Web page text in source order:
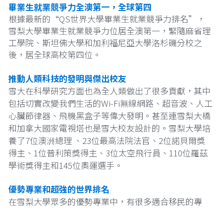
畢業生就業競爭力全澳第一，全球第四
根據最新的“QS世界大學畢業生就業競爭力排名”，
雪梨大學畢業生就業競爭力位居全澳第一，緊隨麻省理
工學院、斯坦佛大學和加利福尼亞大學洛杉磯分校之
後，居全球高校第四位。
推動人類科技的發明與傑出校友
雪大在科學研究方面也為全人類做出了很多貢獻，其中
包括切實改變我們生活的Wi-Fi無線網路、超音波、人工
心臟節律器、飛機黑盒子等偉大發明。甚至連雪梨大橋
和加拿大國家電視塔也是雪大校友設計的。雪梨大學培
養了7位澳洲總理 、23位最高法院法官、2位諾貝爾獎
得主、1位普利策獎得主、3位太空飛行員、110位羅茲
學術獎得主和145位奧運選手。
優勢專業和超強的世界排名
在雪梨大學眾多的優勢專業中，有很多適合移民的專